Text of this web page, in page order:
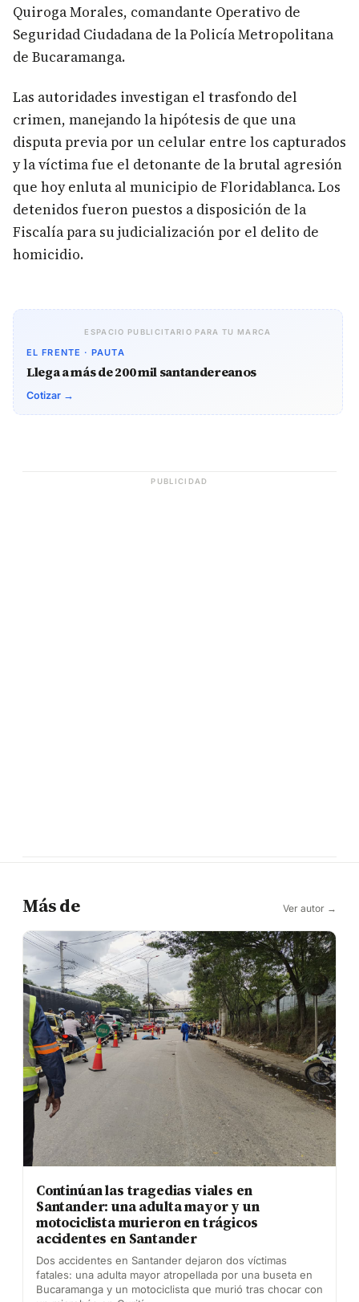
Quiroga Morales, comandante Operativo de
Seguridad Ciudadana de la Policía Metropolitana
de Bucaramanga.
Las autoridades investigan el trasfondo del
crimen, manejando la hipótesis de que una
disputa previa por un celular entre los capturados
y la víctima fue el detonante de la brutal agresión
que hoy enluta al municipio de Floridablanca. Los
detenidos fueron puestos a disposición de la
Fiscalía para su judicialización por el delito de
homicidio.
ESPACIO PUBLICITARIO PARA TU MARCA
EL FRENTE · PAUTA
Llega a más de 200 mil santandereanos
Cotizar →
PUBLICIDAD
Más de Ver autor →
Continúan las tragedias viales en
Santander: una adulta mayor y un
motociclista murieron en trágicos
accidentes en Santander
Dos accidentes en Santander dejaron dos víctimas
fatales: una adulta mayor atropellada por una buseta en
Bucaramanga y un motociclista que murió tras chocar con